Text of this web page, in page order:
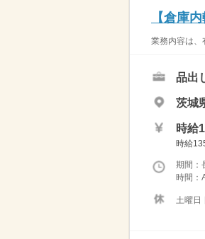
【倉庫
業務内容は
品出
茨城
時給
時給
期間
時間：
土曜日